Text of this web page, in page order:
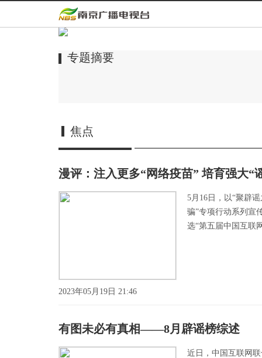
专题摘要
焦点
漫评：注入更多“网络疫苗” 培育强大“
2023年05月19日 21:46
5月16日，以“聚辟
骗”专项行动系列宣
选“第五届中国互联
有图未必有真相——8月辟谣榜综述
近日，中国互联网